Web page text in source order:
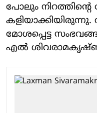
പോലും നിറത്തിന്റെ
കളിയാക്കിയിരുന്നു.
മോശപ്പെട്ട
എൽ